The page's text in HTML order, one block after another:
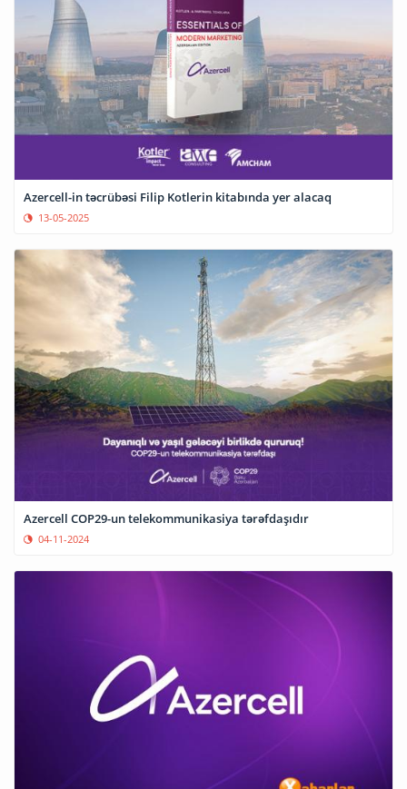
Azercell-in təcrübəsi Filip Kotlerin kitabında yer alacaq
13-05-2025
Azercell COP29-un telekommunikasiya tərəfdaşıdır
04-11-2024